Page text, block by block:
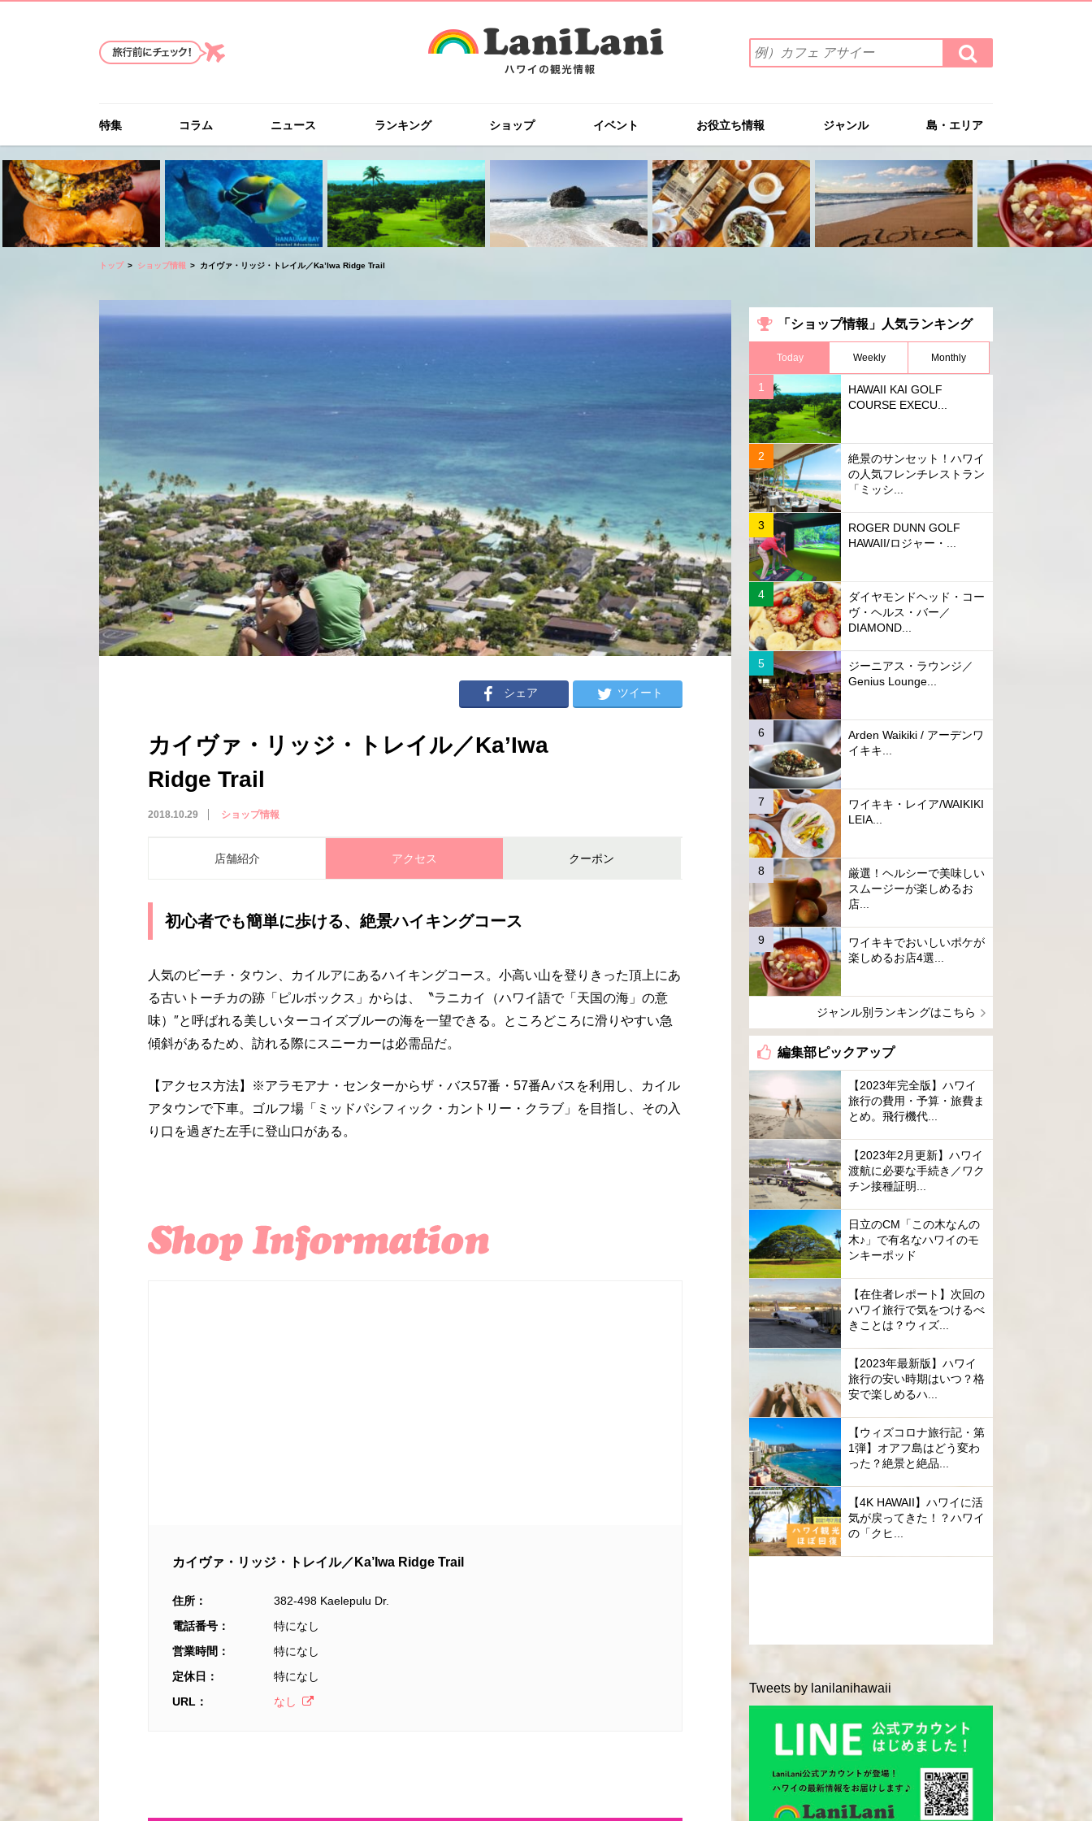
索
ワ
を
入
力
(例）
カ
フ
ェ
イ
ー
検
索
す
特集 コラム ニュース ランキング ショップ イベント お役立ち情報 ジャンル 島・エリア
トップ ショップ情報 カイヴァ・リッジ・トレイル／Ka’Iwa Ridge Trail
シェア ツイート
カイヴァ・リッジ・トレイル／Ka’Iwa
Ridge Trail
2018.10.29 ショップ情報
店舗紹介 アクセス クーポン
初心者でも簡単に歩ける、絶景ハイキングコース
人気のビーチ・タウン、カイルアにあるハイキングコース。小高い山を登りきった頂上にあ
る古いトーチカの跡「ピルボックス」からは、〝ラニカイ（ハワイ語で「天国の海」の意
味）″と呼ばれる美しいターコイズブルーの海を一望できる。ところどころに滑りやすい急
傾斜があるため、訪れる際にスニーカーは必需品だ。
【アクセス方法】※アラモアナ・センターからザ・バス57番・57番Aバスを利用し、カイル
アタウンで下車。ゴルフ場「ミッドパシフィック・カントリー・クラブ」を目指し、その入
り口を過ぎた左手に登山口がある。
カイヴァ・リッジ・トレイル／Ka’Iwa Ridge Trail
住所：
382‐498 Kaelepulu Dr.
電話番号：
特になし
営業時間：
特になし
定休日：
特になし
URL：
なし
「ショップ情報」人気ランキング
Today Weekly Monthly
HAWAII KAI GOLF
COURSE EXECU...
絶景のサンセット！ハワイ
の人気フレンチレストラン
「ミッシ...
ROGER DUNN GOLF
HAWAII/ロジャー・...
ダイヤモンドヘッド・コー
ヴ・ヘルス・バー／
DIAMOND...
ジーニアス・ラウンジ／
Genius Lounge...
Arden Waikiki / アーデンワ
イキキ...
ワイキキ・レイア/WAIKIKI
LEIA...
厳選！ヘルシーで美味しい
スムージーが楽しめるお
店...
ワイキキでおいしいポケが
楽しめるお店4選...
ジャンル別ランキングはこちら
編集部ピックアップ
【2023年完全版】ハワイ
旅行の費用・予算・旅費ま
とめ。飛行機代...
【2023年2月更新】ハワイ
渡航に必要な手続き／ワク
チン接種証明...
日立のCM「この木なんの
木♪」で有名なハワイのモ
ンキーポッド
【在住者レポート】次回の
ハワイ旅行で気をつけるべ
きことは？ウィズ...
【2023年最新版】ハワイ
旅行の安い時期はいつ？格
安で楽しめるハ...
【ウィズコロナ旅行記・第
1弾】オアフ島はどう変わ
った？絶景と絶品...
【4K HAWAII】ハワイに活
気が戻ってきた！？ハワイ
の「クヒ...
Tweets by lanilanihawaii